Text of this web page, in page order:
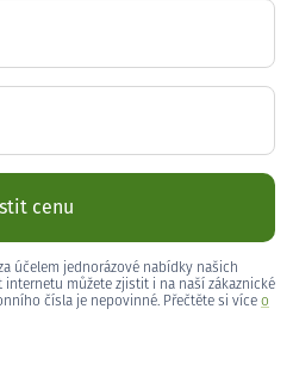
cenu
účelem jednorázové nabídky našich
můžete zjistit i na naší zákaznické
čísla je nepovinné. Přečtěte si více o